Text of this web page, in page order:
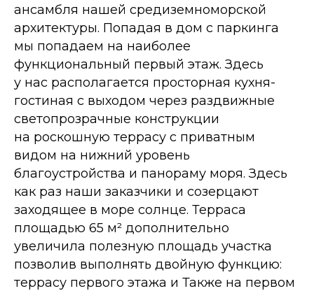
ансамбля нашей средиземноморской
архитектуры. Попадая в дом с паркинга
мы попадаем на наиболее
функциональный первый этаж. Здесь
у нас располагается просторная кухня-
гостиная с выходом через раздвижные
светопрозрачные конструкции
на роскошную террасу с приватным
видом на нижний уровень
благоустройства и панораму моря. Здесь
как раз наши заказчики и созерцают
заходящее в море солнце. Терраса
площадью 65 м² дополнительно
увеличила полезную площадь участка
позволив выполнять двойную функцию:
террасу первого этажа и Также на первом